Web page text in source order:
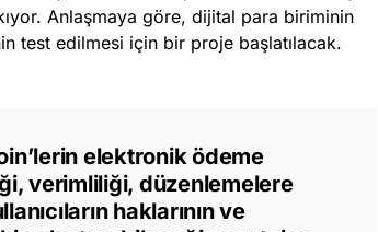
Anlaşmaya göre, dijital para biriminin
test edilmesi için bir proje başlatılacak.
elektronik ödeme
verimliliği, düzenlemelere
haklarının ve